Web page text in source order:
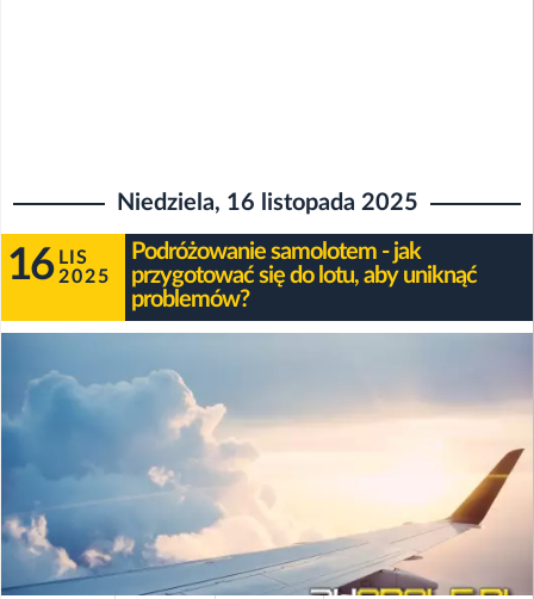
Niedziela, 16 listopada 2025
16 LIS
2025
Podróżowanie samolotem - jak
przygotować się do lotu, aby uniknąć
problemów?